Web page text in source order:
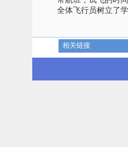
全体飞行员树立了学
相关链接